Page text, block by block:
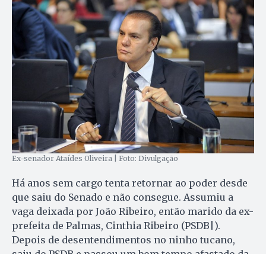
Ex-senador Ataídes Oliveira | Foto: Divulgação
Há anos sem cargo tenta retornar ao poder desde
que saiu do Senado e não consegue. Assumiu a
vaga deixada por João Ribeiro, então marido da ex-
prefeita de Palmas, Cinthia Ribeiro (PSDB|).
Depois de desentendimentos no ninho tucano,